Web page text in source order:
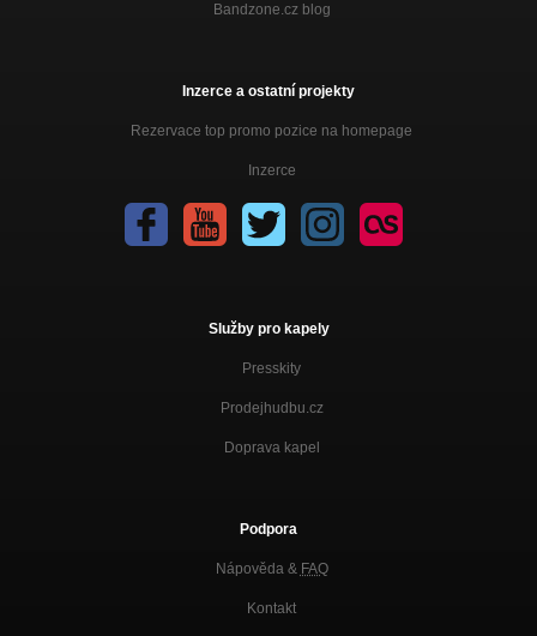
Bandzone.cz blog
Inzerce a ostatní projekty
Rezervace top promo pozice na homepage
Inzerce
Služby pro kapely
Presskity
Prodejhudbu.cz
Doprava kapel
Podpora
Nápověda & FAQ
Kontakt